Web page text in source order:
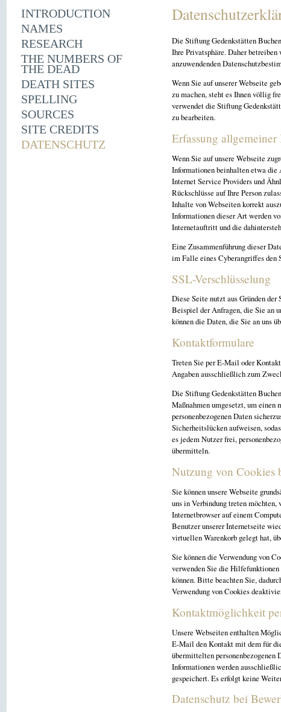
INTRODUCTION
NAMES
RESEARCH
THE NUMBERS OF
THE DEAD
DEATH SITES
SPELLING
SOURCES
SITE CREDITS
DATENSCHUTZ
Die Stiftung Gedenkstätten
Ihre Privatsphäre. Daher
anzuwendenden
Wenn Sie auf unserer Webseite
zu machen, steht es Ihnen völlig
verwendet die Stiftung
zu bearbeiten.
Erfassung
Wenn Sie auf unsere Webseite
Informationen beinhalten etwa die
Internet Service Providers und
Rückschlüsse auf Ihre Person
Inhalte von Webseiten korrekt
Informationen dieser Art werden
Internetauftritt und die
Eine Zusammenführung dieser
im Falle eines Cyberangriffes den
SSL-Verschlüsselung
Diese Seite nutzt aus Gründen
Beispiel der Anfragen, die Sie an
können die Daten, die Sie an uns
Kontaktformulare
Treten Sie per E-Mail oder
Angaben ausschließlich zum
Die Stiftung Gedenkstätten
Maßnahmen umgesetzt, um einen
personenbezogenen Daten
Sicherheitslücken aufweisen,
es jedem Nutzer frei,
übermitteln.
Nutzung von Cookies
Sie können unsere Webseite
uns in Verbindung treten möchten,
Internetbrowser auf einem
Benutzer unserer Internetseite
virtuellen Warenkorb gelegt hat,
Sie können die Verwendung von
verwenden Sie die
können. Bitte beachten Sie,
Verwendung von Cookies
Kontaktmöglichkeit
Unsere Webseiten enthalten
E-Mail den Kontakt mit dem für
übermittelten
Informationen werden
gespeichert. Es erfolgt keine
Datenschutz bei